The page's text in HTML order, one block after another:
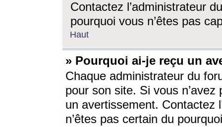
Contactez l’administrateur
pourquoi vous n’êtes pas
Haut
» Pourquoi ai-je reçu un
Chaque administrateur du
pour son site. Si vous
un avertissement. Contactez
n’êtes pas certain du